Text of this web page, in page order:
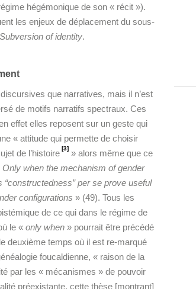
hégémonique de son « récit »).
les enjeux de déplacement du sous-
of identity.
que narratives, mais il n’est
de motifs narratifs spectraux. Ces
effet elles reposent sur un geste qui
« attitude qui permette de choisir
de l’histoire [3] » alors même que ce
Only when the mechanism of gender
per se prove useful
configurations » (49). Tous les
de ce qui dans le régime de
le « only when » pourrait être précédé
deuxième temps où il est re-marqué
foucaldienne, « raison de la
par les « mécanismes » de pouvoir
préexistante, cette thèse [montrant]